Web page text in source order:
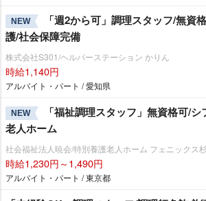
NEW
「週2から可」調理スタッフ/無資
護/社会保障完備
株式会社S301/ヘルパーステーション かりん
時給1,140円
アルバイト・パート / 愛知県
NEW
「福祉調理スタッフ」無資格可/
老人ホーム
社会福祉法人暁会/特別養護老人ホーム フェニックス
時給1,230円～1,490円
アルバイト・パート / 東京都